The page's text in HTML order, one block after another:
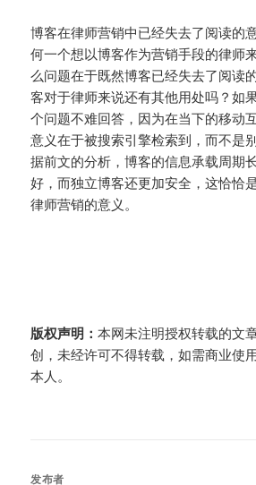
博客在律师营销中已经失去了阅读的
何一个想以博客作为营销手段的律师
么问题在于既然博客已经失去了阅读
客对于律师来说还有其他用处吗？如
个问题不难回答，因为在当下的移动
意义在于被搜索引擎检索到，而不是
据前文的分析，博客的信息承载周期
好，而独立博客还更加安全，这恰恰
律师营销的意义。
版权声明：本网未注明授权转载的文
创，未经许可不得转载，如需商业使
本人。
发布者